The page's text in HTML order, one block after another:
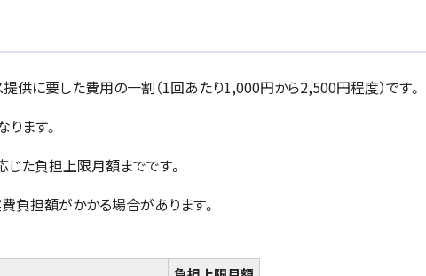
供に要した費用の一割（1回あたり1,000円から2,500円程度）です。
ます。
た負担上限月額までです。
負担額がかかる場合があります。